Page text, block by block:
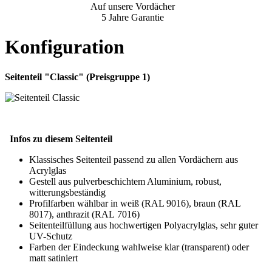
Auf unsere Vordächer
5 Jahre Garantie
Konfiguration
Seitenteil "Classic" (Preisgruppe 1)
Infos zu diesem Seitenteil
Klassisches Seitenteil passend zu allen Vordächern aus
Acrylglas
Gestell aus pulverbeschichtem Aluminium, robust,
witterungsbeständig
Profilfarben wählbar in weiß (RAL 9016), braun (RAL
8017), anthrazit (RAL 7016)
Seitenteilfüllung aus hochwertigen Polyacrylglas, sehr guter
UV-Schutz
Farben der Eindeckung wahlweise klar (transparent) oder
matt satiniert